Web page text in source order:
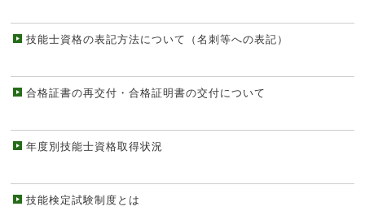
技能士資格の表記方法について（名刺等への表記）
合格証書の再交付・合格証明書の交付について
年度別技能士資格取得状況
技能検定試験制度とは